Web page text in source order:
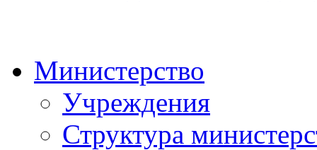
Министерство
Учреждения
Структура